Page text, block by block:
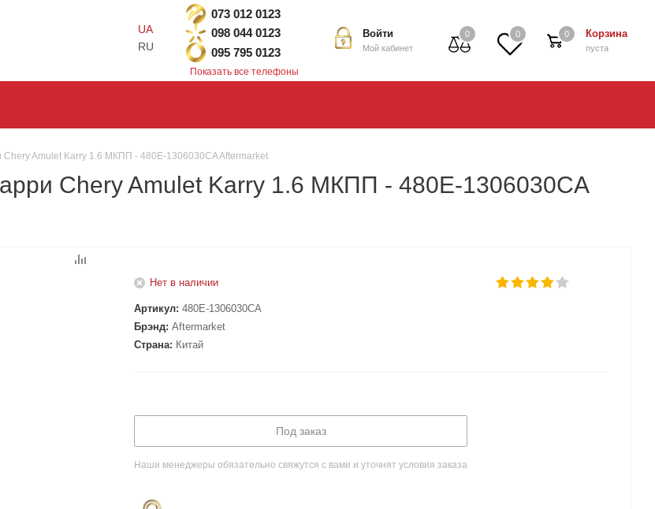
UA
RU
0 0 Корзина
пуста
0
Войти
Мой кабинет
073 012 0123
098 044 0123
095 795 0123
Показать все телефоны
Amulet Karry 1.6 МКПП - 480E-1306030CA Aftermarket
Chery Amulet Karry 1.6 МКПП - 480E-1306030CA
Нет в наличии
Артикул: 480E-1306030CA
Брэнд: Aftermarket
Страна: Китай
Под заказ
Наши менеджеры обязательно свяжутся с вами и уточнят условия заказа